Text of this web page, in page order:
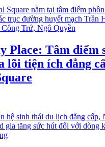
Place: Tâm điểm
lõi tiện ích đẳng